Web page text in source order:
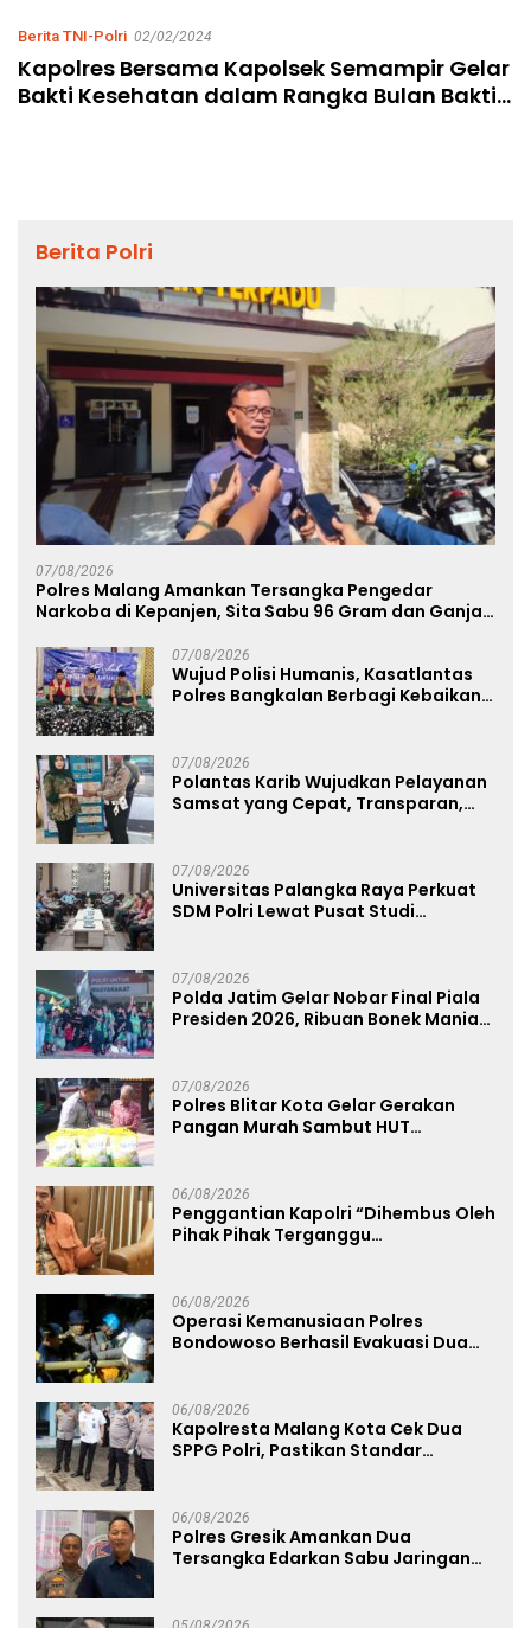
Berita TNI-Polri 02/02/2024
Kapolres Bersama Kapolsek Semampir Gelar
Bakti Kesehatan dalam Rangka Bulan Bakti
Berita Polri
07/08/2026
Polres Malang Amankan Tersangka Pengedar
Narkoba di Kepanjen, Sita Sabu 96 Gram dan Ganja
07/08/2026
Wujud Polisi Humanis, Kasatlantas
Polres Bangkalan Berbagi Kebaikan
07/08/2026
Polantas Karib Wujudkan Pelayanan
Samsat yang Cepat, Transparan,
07/08/2026
Universitas Palangka Raya Perkuat
SDM Polri Lewat Pusat Studi
07/08/2026
Polda Jatim Gelar Nobar Final Piala
Presiden 2026, Ribuan Bonek Mania
07/08/2026
Polres Blitar Kota Gelar Gerakan
Pangan Murah Sambut HUT
06/08/2026
Penggantian Kapolri “Dihembus Oleh
Pihak Pihak Terganggu
06/08/2026
Operasi Kemanusiaan Polres
Bondowoso Berhasil Evakuasi Dua
06/08/2026
Kapolresta Malang Kota Cek Dua
SPPG Polri, Pastikan Standar
06/08/2026
Polres Gresik Amankan Dua
Tersangka Edarkan Sabu Jaringan